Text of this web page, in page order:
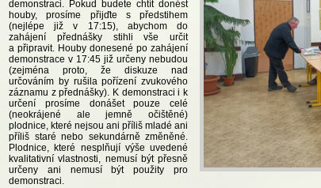
demonstraci. Pokud budete chtít donést
houby, prosíme přijďte s předstihem
(nejlépe již v 17:15), abychom do
zahájení přednášky stihli vše určit
a připravit. Houby donesené po zahájení
demonstrace v 17:45 již určeny nebudou
(zejména proto, že diskuze nad
určováním by rušila pořízení zvukového
záznamu z přednášky). K demonstraci i k
určení prosíme donášet pouze celé
(neokrájené ale jemně očištěné)
plodnice, které nejsou ani příliš mladé ani
příliš staré nebo sekundárně změněné.
Plodnice, které nesplňují výše uvedené
kvalitativní vlastnosti, nemusí být přesně
určeny ani nemusí být použity pro
demonstraci.